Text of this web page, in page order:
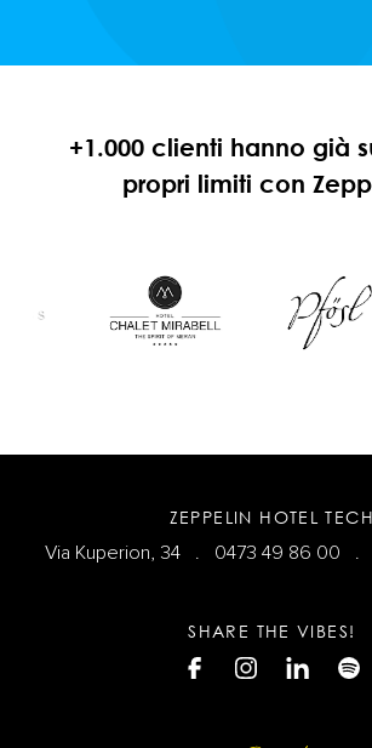
+1.000 clienti hanno già
propri limiti con
SHARE THE VIBES!
ZEPPELIN HOTEL TECH
Via Kuperion, 34 . 0473 49 86 00 .